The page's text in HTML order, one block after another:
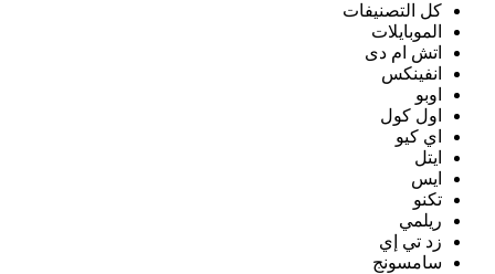
كل التصنيفات
الموبايلات
اتش ام دى
انفينكس
اوبو
اول كول
اي كيو
ايتل
ايس
تكنو
ريلمي
زد تي إي
سامسونج